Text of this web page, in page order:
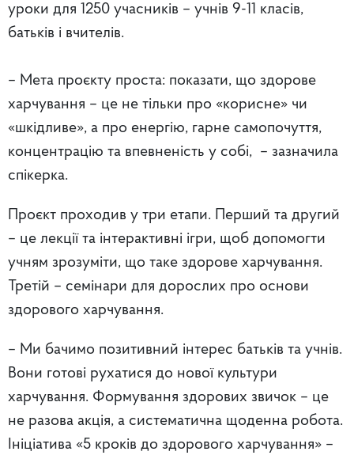
уроки для 1250 учасників – учнів 9-11 класів,
батьків і вчителів.
– Мета проєкту проста: показати, що здорове
харчування – це не тільки про «корисне» чи
«шкідливе», а про енергію, гарне самопочуття,
концентрацію та впевненість у собі, – зазначила
спікерка.
Проєкт проходив у три етапи. Перший та другий
– це лекції та інтерактивні ігри, щоб допомогти
учням зрозуміти, що таке здорове харчування.
Третій – семінари для дорослих про основи
здорового харчування.
– Ми бачимо позитивний інтерес батьків та учнів.
Вони готові рухатися до нової культури
харчування. Формування здорових звичок – це
не разова акція, а систематична щоденна робота.
Ініціатива «5 кроків до здорового харчування» –